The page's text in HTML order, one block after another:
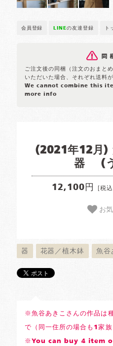
会員登録 LINEの友達登録 ト
ご注文後の同梱（注文のおまと
いただいた場合、それぞれ送料
We cannot combine this
more info
(2021年12月)
器 (
12,100円 [税
お
器 花器／植木鉢 魚谷
※魚谷あきこさんの作品は
で（同一住所の場合も1家
※You can buy 4 item